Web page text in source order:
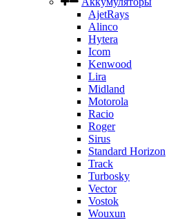
AjetRays
Alinco
Hytera
Icom
Kenwood
Lira
Midland
Motorola
Racio
Roger
Sirus
Standard Horizon
Track
Turbosky
Vector
Vostok
Wouxun